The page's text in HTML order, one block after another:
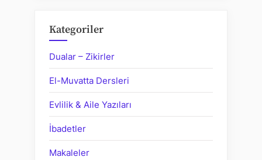
Kategoriler
Dualar – Zikirler
El-Muvatta Dersleri
Evlilik & Aile Yazıları
İbadetler
Makaleler